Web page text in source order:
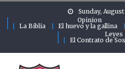
Sunday,
Opinion
La Biblia
El huevo y la gallina
Leyes
El Contrato de